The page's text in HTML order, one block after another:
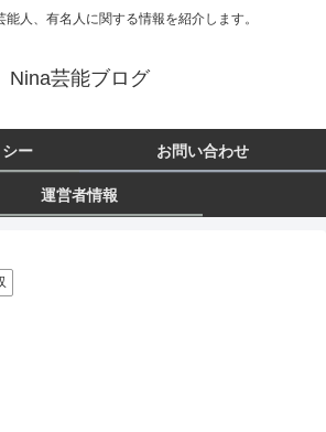
人、有名人に関する情報を紹介します。
Nina芸能ブログ
ー お問い合わせ
運営者情報